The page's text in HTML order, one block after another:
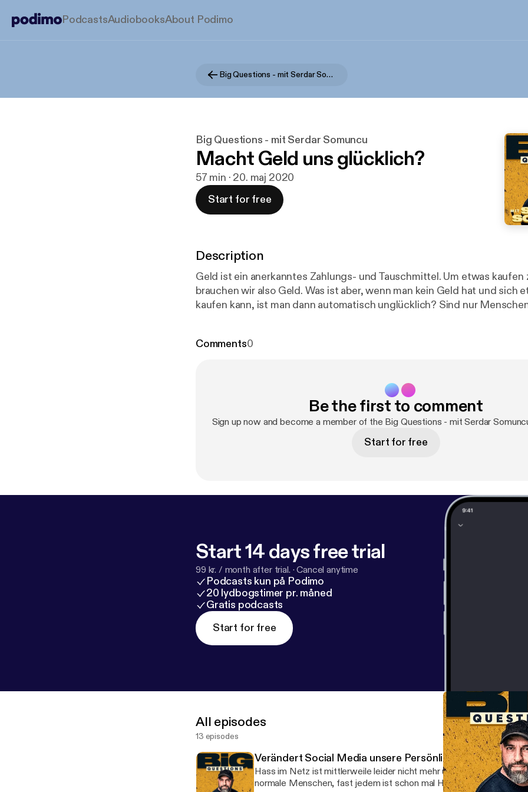
PodcastsAudiobooksAbout Podimo
Big Questions - mit Serdar Somuncu
Big Questions - mit Serdar Somuncu
Macht Geld uns glücklich?
57 min · 20. maj 2020
Start for free
Description
Geld ist ein anerkanntes Zahlungs- und Tauschmittel. Um etwas kaufen
brauchen wir also Geld. Was ist aber, wenn man kein Geld hat und sich
kaufen kann, ist man dann automatisch unglücklich? Sind nur
Psychologie an der in Münster studiert. Er beschäftigt sich seit Jahren
Comments0
Be the first to comment
Sign up now and become a member of the Big Questions - mit Serdar
Start for free
Start 14 days free trial
99 kr. / month after trial. ·Cancel anytime
Podcasts kun på Podimo
20 lydbogstimer pr. måned
Gratis podcasts
Start for free
All episodes
13 episodes
Verändert Social Media unsere Persönlichkeit?
Hass im Netz ist mittlerweile leider nicht mehr unbekannt. Ob
normale Menschen, fast jedem ist schon mal Hass im Netz